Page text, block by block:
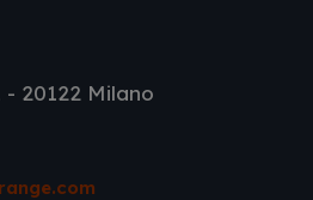
20122 Milano